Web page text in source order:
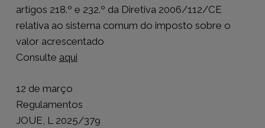
artigos 218.º e 232.º da Diretiva 2006/112/CE
relativa ao sistema comum do imposto sobre o
valor acrescentado
Consulte aqui
12 de março
Regulamentos
JOUE, L 2025/379